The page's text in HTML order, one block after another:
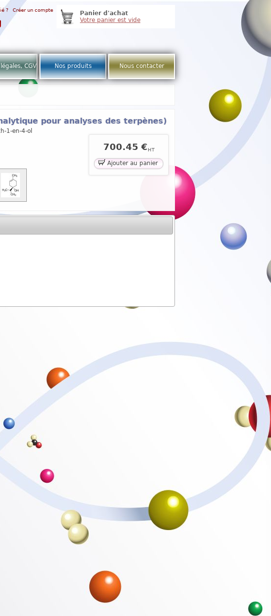
? Créer un compte
Panier d'achat
Votre panier est vide
CGV Nos produits Nous contacter
pour analyses des terpènes)
1-en-4-ol
700.45 € HT
Ajouter au panier